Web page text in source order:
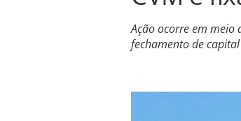
Ação ocorre em meio
fechamento de capital